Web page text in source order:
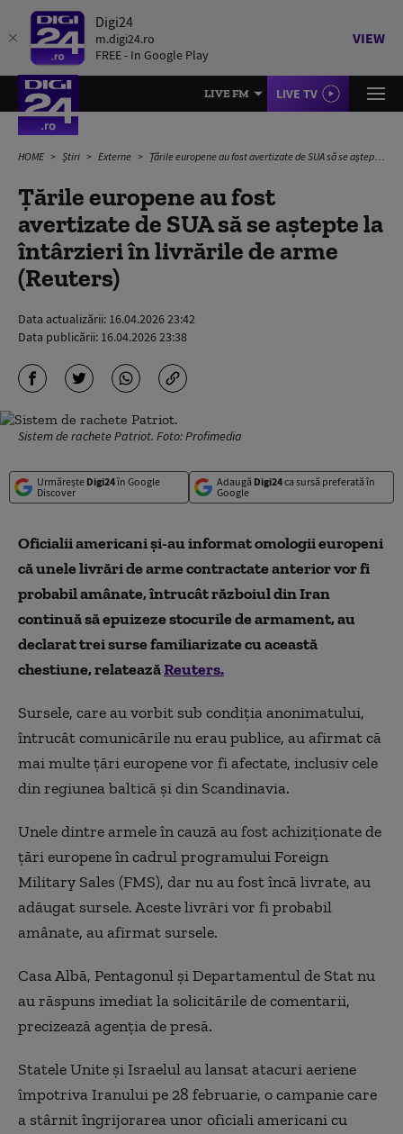
Digi24
m.digi24.ro
FREE - In Google Play
VIEW
LIVE FM LIVE TV
HOME Știri Externe Țările europene au fost avertizate de SUA să se aștepte la întârzieri în livrările de arme (Reuters)
Țările europene au fost
avertizate de SUA să se aștepte la
întârzieri în livrările de arme
(Reuters)
Data actualizării: 16.04.2026 23:42
Data publicării: 16.04.2026 23:38
Sistem de rachete Patriot. Foto: Profimedia
Urmărește Digi24în Google
Discover
Adaugă Digi24ca sursă preferată în
Google
Oficialii americani și-au informat omologii europeni
că unele livrări de arme contractate anterior vor fi
probabil amânate, întrucât războiul din Iran
continuă să epuizeze stocurile de armament, au
declarat trei surse familiarizate cu această
chestiune, relateazăReuters.
Sursele, care au vorbit sub condiția anonimatului,
întrucât comunicările nu erau publice, au afirmat că
mai multe țări europene vor fi afectate, inclusiv cele
din regiunea baltică și din Scandinavia.
Unele dintre armele în cauză au fost achiziționate de
țări europene în cadrul programului Foreign
Military Sales (FMS), dar nu au fost încă livrate, au
adăugat sursele. Aceste livrări vor fi probabil
amânate, au afirmat sursele.
Casa Albă, Pentagonul și Departamentul de Stat nu
au răspuns imediat la solicitările de comentarii,
precizează agenția de presă.
Statele Unite și Israelul au lansat atacuri aeriene
împotriva Iranului pe 28 februarie, o campanie care
a stârnit îngrijorarea unor oficiali americani cu